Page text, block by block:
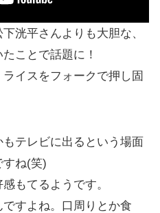
洸平さんよりも大胆な、
ことで話題に！
イスをフォークで押し固
テレビに出るという場面
すね(笑)
もてるようです。
すよね。口周りとか食